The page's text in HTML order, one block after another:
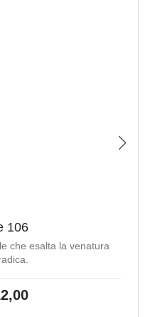
106
che esalta la venatura